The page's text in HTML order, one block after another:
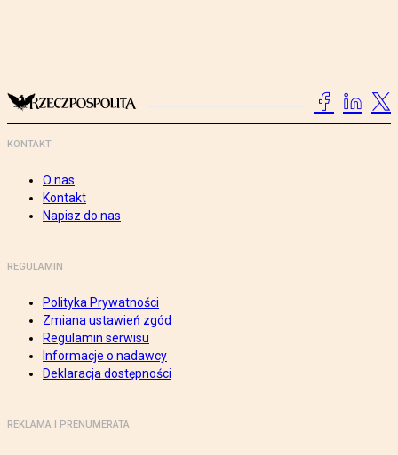
KONTAKT
O nas
Kontakt
Napisz do nas
REGULAMIN
Polityka Prywatności
Zmiana ustawień zgód
Regulamin serwisu
Informacje o nadawcy
Deklaracja dostępności
REKLAMA I PRENUMERATA